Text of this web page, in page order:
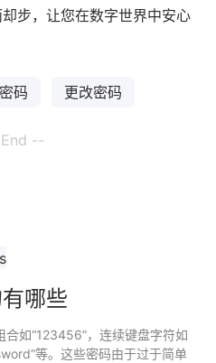
步，让您在数字世界中安心
码 更改密码
--
哪些
如“123456”，连续键盘字符如
等。这些密码由于过于简单